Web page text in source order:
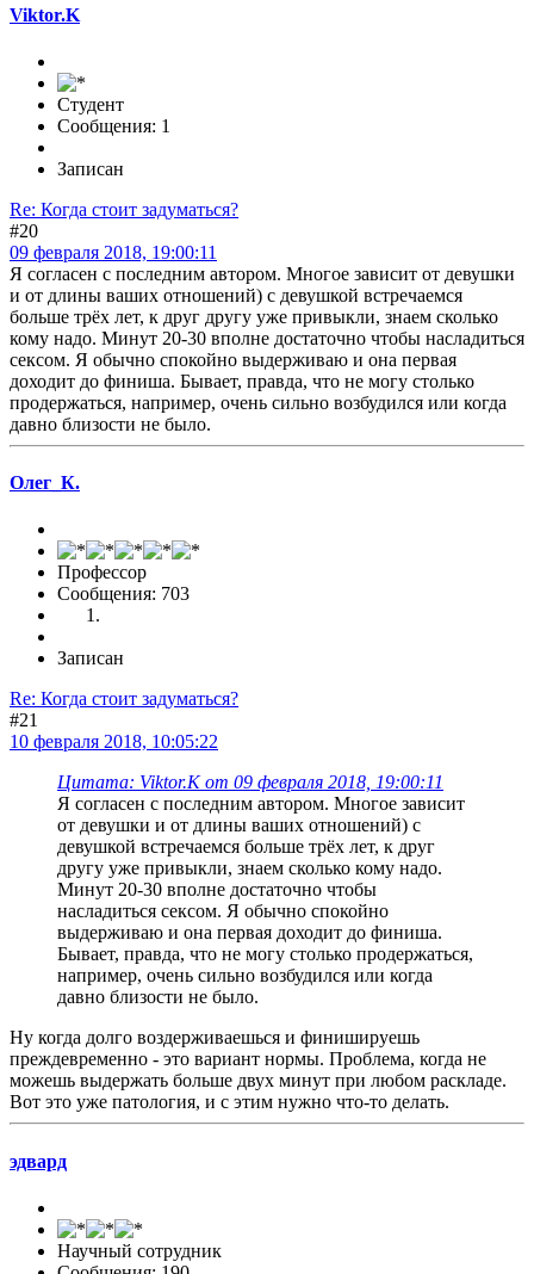
Viktor.K
Студент
Сообщения: 1
Записан
Re: Когда стоит задуматься?
#20
09 февраля 2018, 19:00:11
Я согласен с последним автором. Многое зависит от девушки
и от длины ваших отношений) с девушкой встречаемся
больше трёх лет, к друг другу уже привыкли, знаем сколько
кому надо. Минут 20-30 вполне достаточно чтобы насладиться
сексом. Я обычно спокойно выдерживаю и она первая
доходит до финиша. Бывает, правда, что не могу столько
продержаться, например, очень сильно возбудился или когда
давно близости не было.
Олег_К.
Профессор
Сообщения: 703
Записан
Re: Когда стоит задуматься?
#21
10 февраля 2018, 10:05:22
Цитата: Viktor.K от 09 февраля 2018, 19:00:11
Я согласен с последним автором. Многое зависит
от девушки и от длины ваших отношений) с
девушкой встречаемся больше трёх лет, к друг
другу уже привыкли, знаем сколько кому надо.
Минут 20-30 вполне достаточно чтобы
насладиться сексом. Я обычно спокойно
выдерживаю и она первая доходит до финиша.
Бывает, правда, что не могу столько продержаться,
например, очень сильно возбудился или когда
давно близости не было.
Ну когда долго воздерживаешься и финишируешь
преждевременно - это вариант нормы. Проблема, когда не
можешь выдержать больше двух минут при любом раскладе.
Вот это уже патология, и с этим нужно что-то делать.
эдвард
Научный сотрудник